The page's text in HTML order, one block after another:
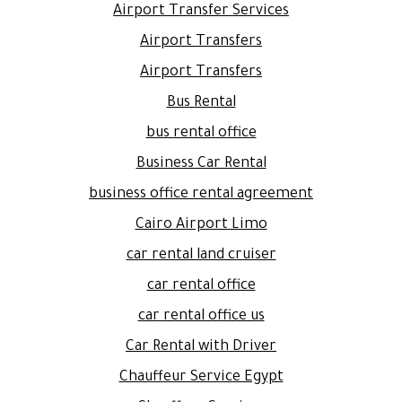
Airport Transfer Services
Airport Transfers
Airport Transfers
Bus Rental
bus rental office
Business Car Rental
business office rental agreement
Cairo Airport Limo
car rental land cruiser
car rental office
car rental office us
Car Rental with Driver
Chauffeur Service Egypt